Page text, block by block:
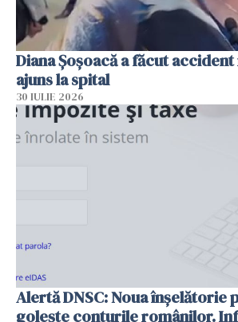
Diana Șoșoacă a făcut
ajuns la spital
30 IULIE 2026
Alertă DNSC: Noua înșelătorie
golește conturile românilor.